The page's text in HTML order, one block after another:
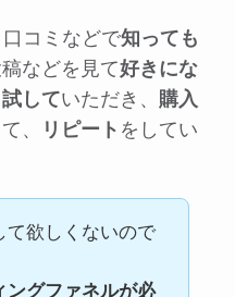
コミなどで知っても
などを見て好きにな
試していただき、 購入
、
リピート をしてい
て欲しくないので
ングファネルが必